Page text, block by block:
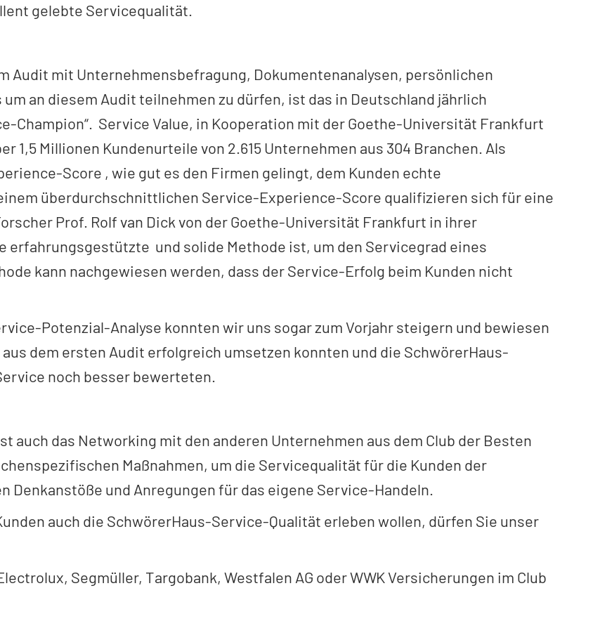
gelebte Servicequalität.
Audit mit Unternehmensbefragung, Dokumentenanalysen, persönlichen
an diesem Audit teilnehmen zu dürfen, ist das in Deutschland jährlich
Champion“. Service Value, in Kooperation mit der Goethe-Universität Frankfurt
1,5 Millionen Kundenurteile von 2.615 Unternehmen aus 304 Branchen. Als
Score , wie gut es den Firmen gelingt, dem Kunden echte
überdurchschnittlichen Service-Experience-Score qualifizieren sich für eine
Prof. Rolf van Dick von der Goethe-Universität Frankfurt in ihrer
und solide Methode ist, um den Servicegrad eines
kann nachgewiesen werden, dass der Service-Erfolg beim Kunden nicht
Potenzial-Analyse konnten wir uns sogar zum Vorjahr steigern und bewiesen
dem ersten Audit erfolgreich umsetzen konnten und die SchwörerHaus-
noch besser bewerteten.
auch das Networking mit den anderen Unternehmen aus dem Club der Besten
Maßnahmen, um die Servicequalität für die Kunden der
Denkanstöße und Anregungen für das eigene Service-Handeln.
auch die SchwörerHaus-Service-Qualität erleben wollen, dürfen Sie unser
Segmüller, Targobank, Westfalen AG oder WWK Versicherungen im Club